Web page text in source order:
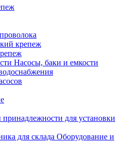
крепеж
Насосы, баки и емкости
для установки
Оборудование и